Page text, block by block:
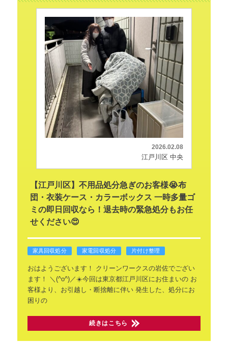
2026.02.08
江戸川区 中央
【江戸川区】不用品処分急ぎのお客様😭布
団・衣装ケース・カラーボックス 一時多量ゴ
ミの即日回収なら！退去時の緊急処分もお任
せください😍
家具回収処分 家電回収処分 片付け整理
​おはようございます！
クリーンワークスの岩佐でござい
ます！
＼(^o^)／☀️​今回は東京都江戸川区にお住まいのお
客様より、お引越し・断捨離に伴い発生した、処分にお
困りの
続きはこちら